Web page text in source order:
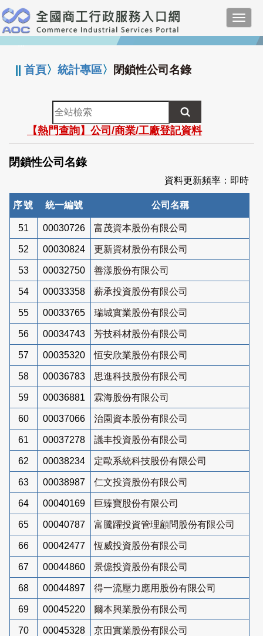
跳
到
主
要
:::
||首頁〉統計專區〉 閉鎖性公司名錄
全
站
檢
索
【熱門查詢】公司/商業/工廠登記資料
閉鎖性公司名錄
資料更新頻率：即時
序號 統一編號 公司名稱
51 00030726 富茂資本股份有限公司
52 00030824 更新資材股份有限公司
53 00032750 善漾股份有限公司
54 00033358 薪承投資股份有限公司
55 00033765 瑞城實業股份有限公司
56 00034743 芳技科材股份有限公司
57 00035320 恒安欣業股份有限公司
58 00036783 思進科技股份有限公司
59 00036881 霖海股份有限公司
60 00037066 治園資本股份有限公司
61 00037278 議丰投資股份有限公司
62 00038234 定歐系統科技股份有限公司
63 00038987 仁文投資股份有限公司
64 00040169 巨臻寶股份有限公司
65 00040787 富騰躍投資管理顧問股份有限公司
66 00042477 恆威投資股份有限公司
67 00044860 景億投資股份有限公司
68 00044897 得一流壓力應用股份有限公司
69 00045220 爾本興業股份有限公司
70 00045328 京田實業股份有限公司